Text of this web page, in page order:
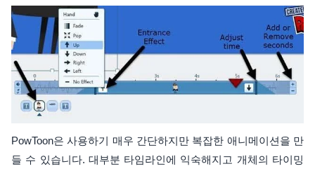
PowToon은 사용하기 매우 간단하지만 복잡한 애니메이션을 만
들 수 있습니다. 대부분 타임라인에 익숙해지고 개체의 타이밍